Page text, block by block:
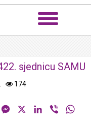
sjednicu SAMU
174
FacebookMessengerLinkedIn
Viber